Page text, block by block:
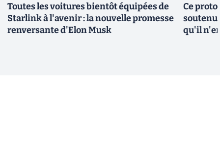
Toutes les voitures bientôt équipées de
Starlink à l'avenir : la nouvelle promesse
renversante d'Elon Musk
Ce
qu'il